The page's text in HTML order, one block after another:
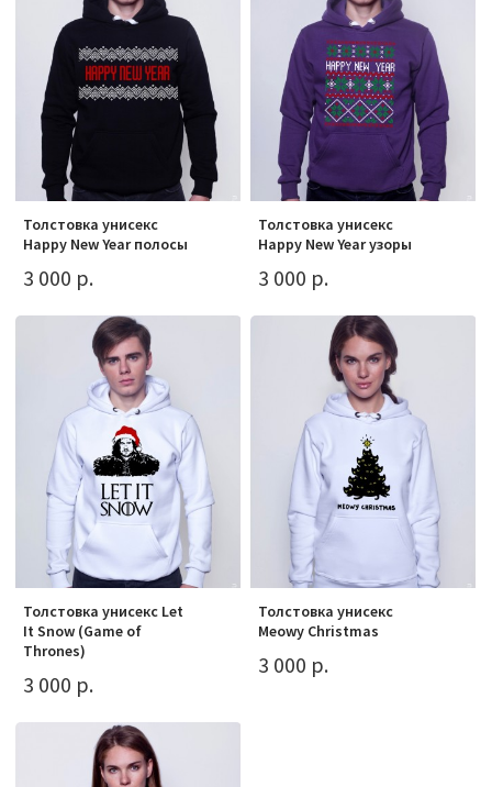
Толстовка унисекс
Happy New Year полосы
3 000 р.
Толстовка унисекс
Happy New Year узоры
3 000 р.
Толстовка унисекс Let
It Snow (Game of
Thrones)
3 000 р.
Толстовка унисекс
Meowy Christmas
3 000 р.